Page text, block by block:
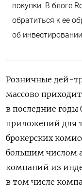
покупки. В блоге
обратиться к ее
об
Розничные дей-
массово
в последние
приложений для
брокерских
большим числом
компаний из
в том числе